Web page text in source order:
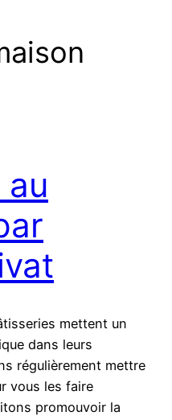
mettent un
dans leurs
régulièrement mettre
vous les faire
promouvoir la